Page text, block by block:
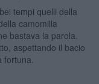
tempi quelli della
camomilla
bastava la parola.
aspettando il bacio